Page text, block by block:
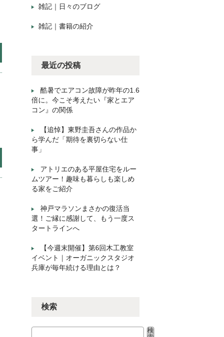
雑記｜日々のブログ
雑記｜書籍の紹介
最近の投稿
酷暑でエアコン故障が昨年の1.6
倍に。今こそ考えたい『家とエア
コン』の関係
【追悼】東野圭吾さんの作品か
ら学んだ「期待を裏切らない仕
事」
アトリエのある平屋住宅をルー
ムツアー！趣味も暮らしも楽しめ
る家をご紹介
神戸マラソンまさかの復活当
選！ご縁に感謝して、もう一度ス
タートラインへ
【今週末開催】第6回木工教室
イベント｜オーガニックスタジオ
兵庫が毎年続ける理由とは？
検索
検索
検